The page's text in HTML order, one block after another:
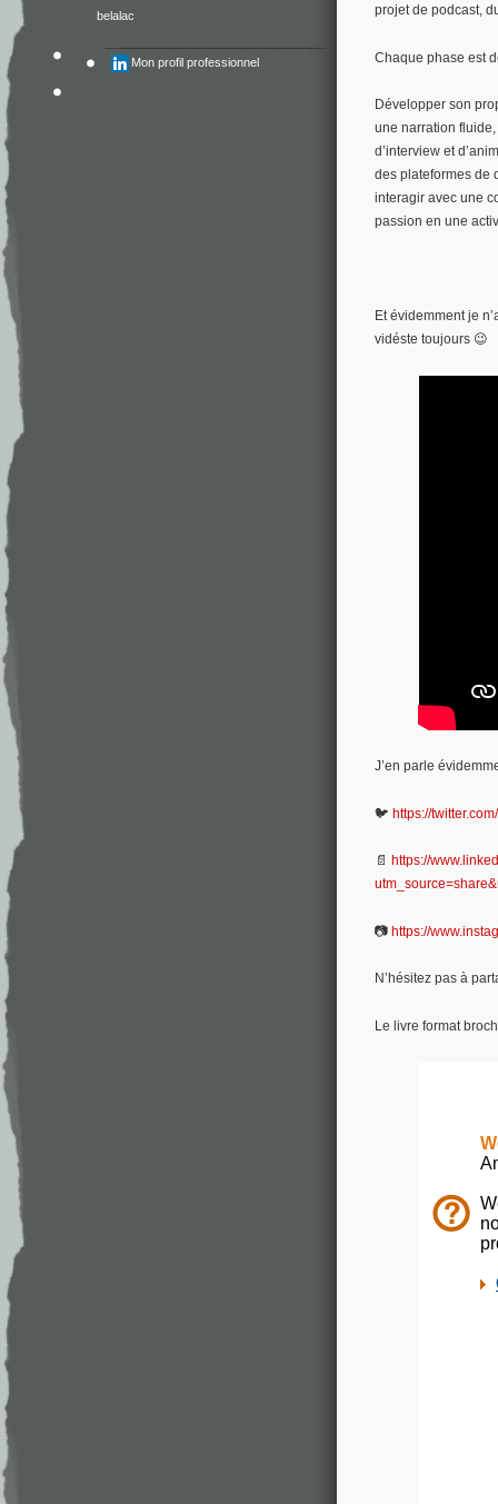
belalac
Mon profil professionnel
projet de podcast,
Chaque phase est
Développer son
une narration
d’interview et
des plateformes de
interagir avec une
passion en une
Et évidemment je
vidéste toujours 😉
J’en parle
🐦 https://
📄 https://
📷 https://
N’hésitez pas à
Le livre format